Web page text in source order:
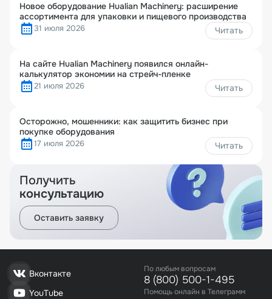
Новое оборудование Hualian Machinery: расширение
ассортимента для упаковки и пищевого производства
31 июля 2026 Читать
На сайте Hualian Machinery появился онлайн-
калькулятор экономии на стрейч-пленке
21 июля 2026 Читать
Осторожно, мошенники: как защитить бизнес при
покупке оборудования
17 июля 2026 Читать
Получить
консультацию
Оставить заявку
Вконтакте
YouTube
По любым вопросам
8 (800) 500-1-495
Помощь онлайн в Телеграмм